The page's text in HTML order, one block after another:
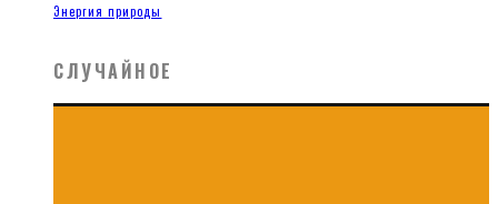
Энергия природы
СЛУЧАЙНОЕ